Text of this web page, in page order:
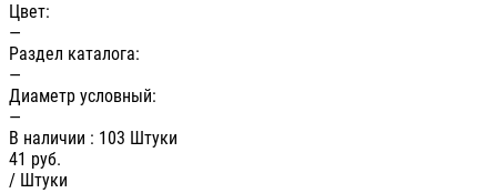
Цвет:
—
Раздел каталога:
—
Диаметр условный:
—
В наличии : 103 Штуки
41 руб.
/ Штуки